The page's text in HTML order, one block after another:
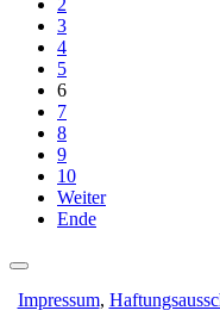
2
3
4
5
6
7
8
9
10
Weiter
Ende
Impressum,